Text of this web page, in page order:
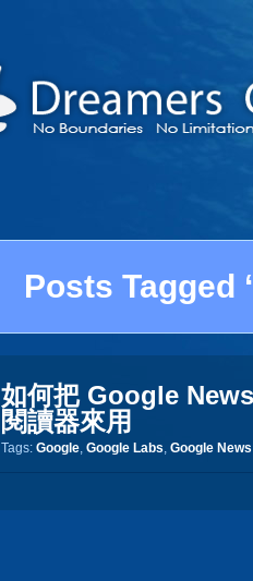
Posts Tagged
如何把 Google
閱讀器來用
Tags: Google, Google Labs, Google